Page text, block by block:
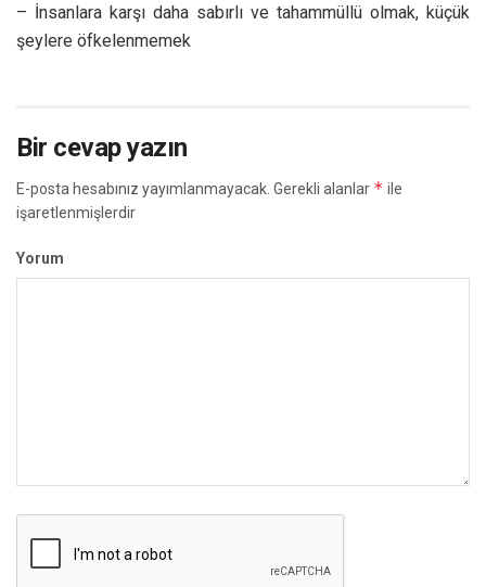
– İnsanlara karşı daha sabırlı ve tahammüllü olmak, küçük
şeylere öfkelenmemek
Bir cevap yazın
E-posta hesabınız yayımlanmayacak. Gerekli alanlar * ile
işaretlenmişlerdir
Yorum